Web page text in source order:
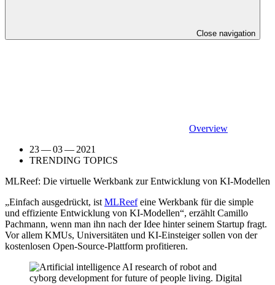
Close navigation
Overview
23 — 03 — 2021
TRENDING TOPICS
MLReef: Die virtuelle Werkbank zur Entwicklung von KI-Modellen
„Einfach ausgedrückt, ist MLReefeine Werkbank für die simple
und effiziente Entwicklung von KI-Modellen“, erzählt Camillo
Pachmann, wenn man ihn nach der Idee hinter seinem Startup fragt.
Vor allem KMUs, Universitäten und KI-Einsteiger sollen von der
kostenlosen Open-Source-Plattform profitieren.